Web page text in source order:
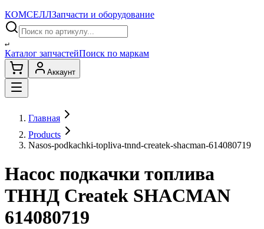
КОМСЕЛЛЗапчасти и оборудование
↵
Каталог запчастейПоиск по маркам
Аккаунт
Главная
Products
Nasos-podkachki-topliva-tnnd-createk-shacman-614080719
Насос подкачки топлива
ТННД Createk SHACMAN
614080719